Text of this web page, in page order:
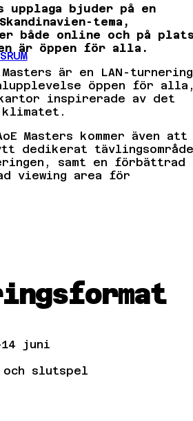
upplaga bjuder på en
tema,
både online och på
är öppen för alla.
är en LAN-turnering
öppen för
inspirerade av det
klimatet.
Masters kommer även att
dedikerat tävlingsområde
samt en förbättrad
viewing area för
juni
och slutspel